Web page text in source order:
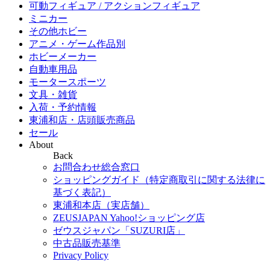
可動フィギュア / アクションフィギュア
ミニカー
その他ホビー
アニメ・ゲーム作品別
ホビーメーカー
自動車用品
モータースポーツ
文具・雑貨
入荷・予約情報
東浦和店・店頭販売商品
セール
About
Back
お問合わせ総合窓口
ショッピングガイド（特定商取引に関する法律に
基づく表記）
東浦和本店（実店舗）
ZEUSJAPAN Yahoo!ショッピング店
ゼウスジャパン「SUZURI店」
中古品販売基準
Privacy Policy